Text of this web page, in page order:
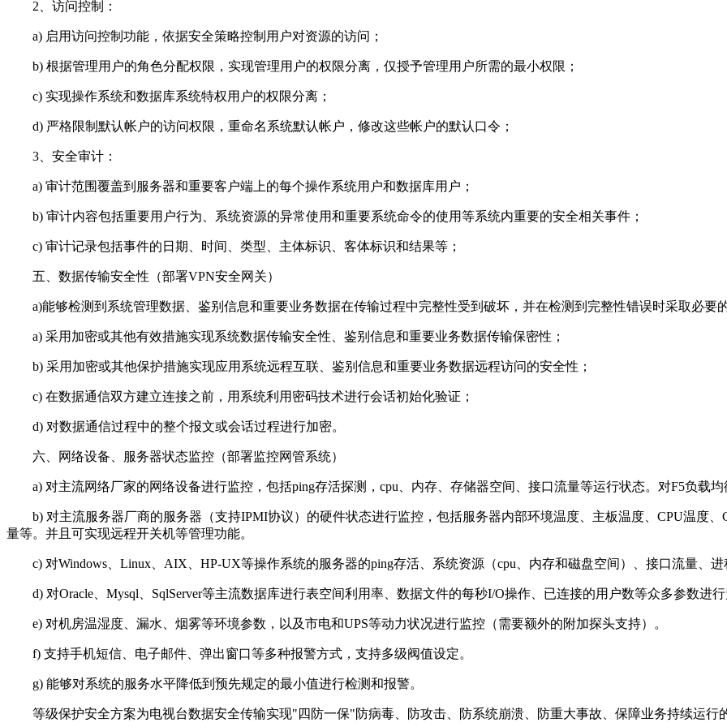
2、访问控制：
a) 启用访问控制功能，依据安全策略控制用户对资源的访问；
b) 根据管理用户的角色分配权限，实现管理用户的权限分离，仅授予管理用户所需的最小权限；
c) 实现操作系统和数据库系统特权用户的权限分离；
d) 严格限制默认帐户的访问权限，重命名系统默认帐户，修改这些帐户的默认口令；
3、安全审计：
a) 审计范围覆盖到服务器和重要客户端上的每个操作系统用户和数据库用户；
b) 审计内容包括重要用户行为、系统资源的异常使用和重要系统命令的使用等系统内重要的安全相关事件；
c) 审计记录包括事件的日期、时间、类型、主体标识、客体标识和结果等；
五、数据传输安全性（部署VPN安全网关）
a)能够检测到系统管理数据、鉴别信息和重要业务数据在传输过程中完整性受到破坏，并在检测到完整性错误时采取必要
a) 采用加密或其他有效措施实现系统数据传输安全性、鉴别信息和重要业务数据传输保密性；
b) 采用加密或其他保护措施实现应用系统远程互联、鉴别信息和重要业务数据远程访问的安全性；
c) 在数据通信双方建立连接之前，用系统利用密码技术进行会话初始化验证；
d) 对数据通信过程中的整个报文或会话过程进行加密。
六、网络设备、服务器状态监控（部署监控网管系统）
a) 对主流网络厂家的网络设备进行监控，包括ping存活探测，cpu、内存、存储器空间、接口流量等运行状态。对F5负载均
b) 对主流服务器厂商的服务器（支持IPMI协议）的硬件状态进行监控，包括服务器内部环境温度、主板温度、CPU温度、
量等。并且可实现远程开关机等管理功能。
c) 对Windows、Linux、AIX、HP-UX等操作系统的服务器的ping存活、系统资源（cpu、内存和磁盘空间）、接口流量、进
d) 对Oracle、Mysql、SqlServer等主流数据库进行表空间利用率、数据文件的每秒I/O操作、已连接的用户数等众多参数进行
e) 对机房温湿度、漏水、烟雾等环境参数，以及市电和UPS等动力状况进行监控（需要额外的附加探头支持）。
f) 支持手机短信、电子邮件、弹出窗口等多种报警方式，支持多级阀值设定。
g) 能够对系统的服务水平降低到预先规定的最小值进行检测和报警。
等级保护安全方案为电视台数据安全传输实现"四防一保"防病毒、防攻击、防系统崩溃、防重大事故、保障业务持续运行